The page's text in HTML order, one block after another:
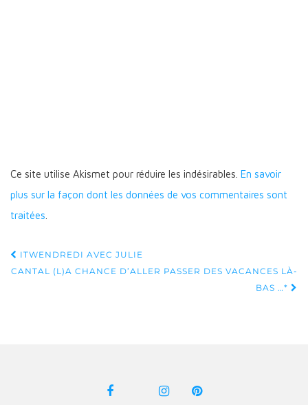
Ce site utilise Akismet pour réduire les indésirables. En savoir
plus sur la façon dont les données de vos commentaires sont
traitées
Navigation
d'article
ITWENDREDI AVEC JULIE
CANTAL (L)A CHANCE D’ALLER PASSER DES VACANCES LÀ-
BAS …*